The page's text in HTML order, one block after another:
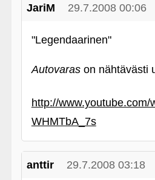
JariM 29.7.2008 00:06
"Legendaarinen"
Autovarason nähtävästi
http://www.youtube.com/
WHMTbA_7s
anttir 29.7.2008 03:18